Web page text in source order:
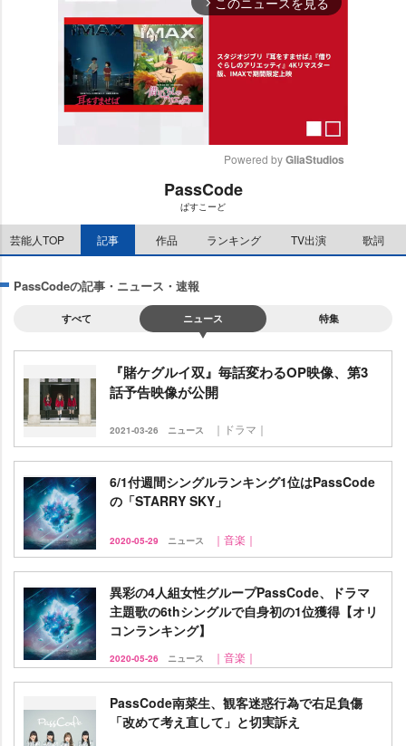
arrow_forward_ios
Powered by GliaStudios
PassCode
ぱすこーど
芸能人TOP 記事 作品 ランキング TV出演 歌詞
PassCodeの記事・ニュース・速報
すべて ニュース 特集
『賭ケグルイ双』毎話変わるOP映像、第3
話予告映像が公開
2021-03-26 ニュース ｜ドラマ｜
6/1付週間シングルランキング1位はPassCode
の「STARRY SKY」
2020-05-29 ニュース ｜音楽｜
異彩の4人組女性グループPassCode、ドラマ
主題歌の6thシングルで自身初の1位獲得【オリ
コンランキング】
2020-05-26 ニュース ｜音楽｜
PassCode南菜生、観客迷惑行為で右足負傷
「改めて考え直して」と切実訴え